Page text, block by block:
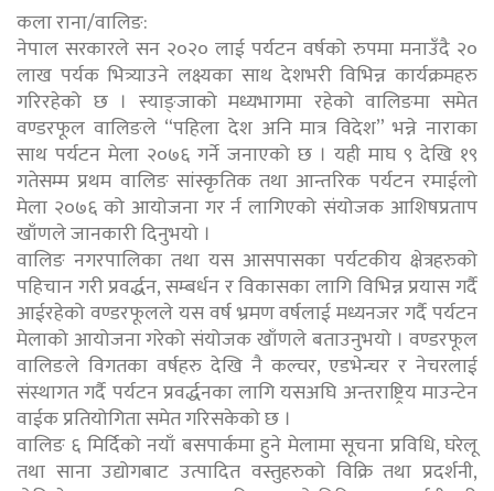
कला राना/वालिङ:
नेपाल सरकारले सन २०२० लाई पर्यटन वर्षको रुपमा मनाउँदै २०
लाख पर्यक भित्र्याउने लक्ष्यका साथ देशभरी विभिन्न कार्यक्रमहरु
गरिरहेको छ । स्याङ्जाको मध्यभागमा रहेको वालिङमा समेत
वण्डरफूल वालिङले “पहिला देश अनि मात्र विदेश” भन्ने नाराका
साथ पर्यटन मेला २०७६ गर्ने जनाएको छ । यही माघ ९ देखि १९
गतेसम्म प्रथम वालिङ सांस्कृतिक तथा आन्तरिक पर्यटन रमाईलो
मेला २०७६ को आयोजना गर र्न लागिएको संयोजक आशिषप्रताप
खाँणले जानकारी दिनुभयो ।
वालिङ नगरपालिका तथा यस आसपासका पर्यटकीय क्षेत्रहरुको
पहिचान गरी प्रवर्द्धन, सम्बर्धन र विकासका लागि विभिन्न प्रयास गर्दै
आईरहेको वण्डरफूलले यस वर्ष भ्रमण वर्षलाई मध्यनजर गर्दै पर्यटन
मेलाको आयोजना गरेको संयोजक खाँणले बताउनुभयो । वण्डरफूल
वालिङले विगतका वर्षहरु देखि नै कल्चर, एडभेन्चर र नेचरलाई
संस्थागत गर्दै पर्यटन प्रवर्द्धनका लागि यसअघि अन्तराष्ट्रिय माउन्टेन
वाईक प्रतियोगिता समेत गरिसकेको छ ।
वालिङ ६ मिर्दिको नयाँ बसपार्कमा हुने मेलामा सूचना प्रविधि, घरेलू
तथा साना उद्योगबाट उत्पादित वस्तुहरुको विक्रि तथा प्रदर्शनी,